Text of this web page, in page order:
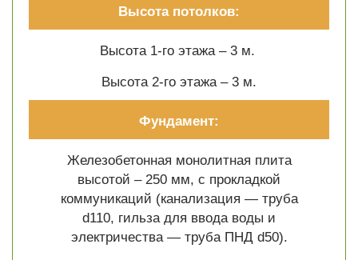
Высота потолков:
Высота 1-го этажа – 3 м.
Высота 2-го этажа – 3 м.
Фундамент:
Железобетонная монолитная плита
высотой – 250 мм, с прокладкой
коммуникаций (канализация — труба
d110, гильза для ввода воды и
электричества — труба ПНД d50).